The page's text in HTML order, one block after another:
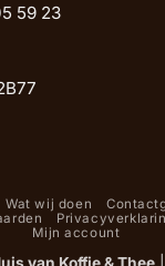
59 23
Wat wij doen
Mijn account